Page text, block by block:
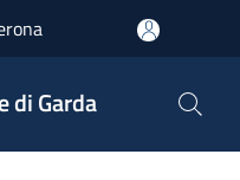
di Garda